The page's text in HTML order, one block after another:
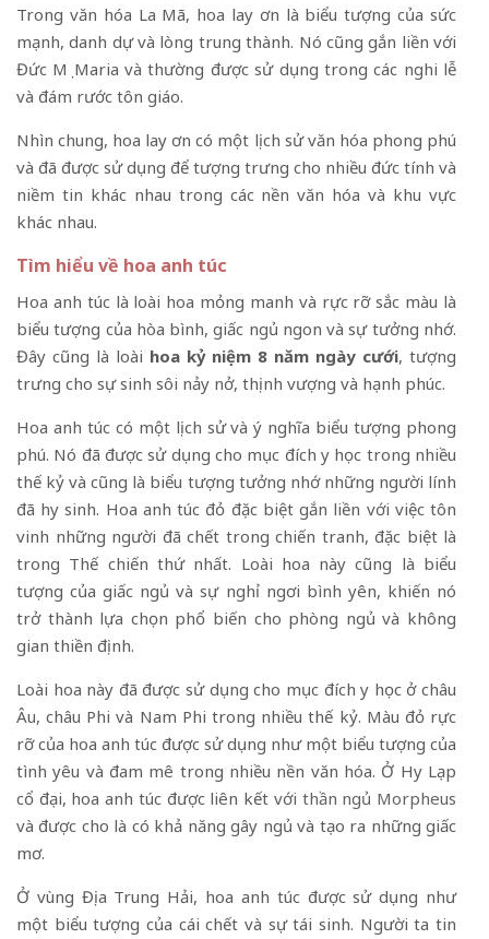
Trong văn hóa La Mã, hoa lay ơn là biểu tượng của sức
mạnh, danh dự và lòng trung thành. Nó cũng gắn liền với
Đức Mẹ Maria và thường được sử dụng trong các nghi lễ
và đám rước tôn giáo.
Nhìn chung, hoa lay ơn có một lịch sử văn hóa phong phú
và đã được sử dụng để tượng trưng cho nhiều đức tính và
niềm tin khác nhau trong các nền văn hóa và khu vực
khác nhau.
Tìm hiểu về hoa anh túc
Hoa anh túc là loài hoa mỏng manh và rực rỡ sắc màu là
biểu tượng của hòa bình, giấc ngủ ngon và sự tưởng nhớ.
Đây cũng là loài hoa kỷ niệm 8 năm ngày cưới, tượng
trưng cho sự sinh sôi nảy nở, thịnh vượng và hạnh phúc.
Hoa anh túc có một lịch sử và ý nghĩa biểu tượng phong
phú. Nó đã được sử dụng cho mục đích y học trong nhiều
thế kỷ và cũng là biểu tượng tưởng nhớ những người lính
đã hy sinh. Hoa anh túc đỏ đặc biệt gắn liền với việc tôn
vinh những người đã chết trong chiến tranh, đặc biệt là
trong Thế chiến thứ nhất. Loài hoa này cũng là biểu
tượng của giấc ngủ và sự nghỉ ngơi bình yên, khiến nó
trở thành lựa chọn phổ biến cho phòng ngủ và không
gian thiền định.
Loài hoa này đã được sử dụng cho mục đích y học ở châu
Âu, châu Phi và Nam Phi trong nhiều thế kỷ. Màu đỏ rực
rỡ của hoa anh túc được sử dụng như một biểu tượng của
tình yêu và đam mê trong nhiều nền văn hóa. Ở Hy Lạp
cổ đại, hoa anh túc được liên kết với thần ngủ Morpheus
và được cho là có khả năng gây ngủ và tạo ra những giấc
mơ.
Ở vùng Địa Trung Hải, hoa anh túc được sử dụng như
một biểu tượng của cái chết và sự tái sinh. Người ta tin